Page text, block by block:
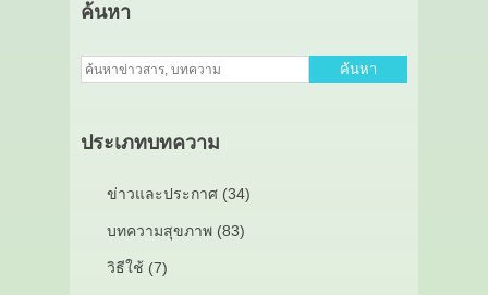
ค้นหา
ค้นหา
ประเภทบทความ
ข่าวและประกาศ (34)
บทความสุขภาพ (83)
วิธีใช้ (7)